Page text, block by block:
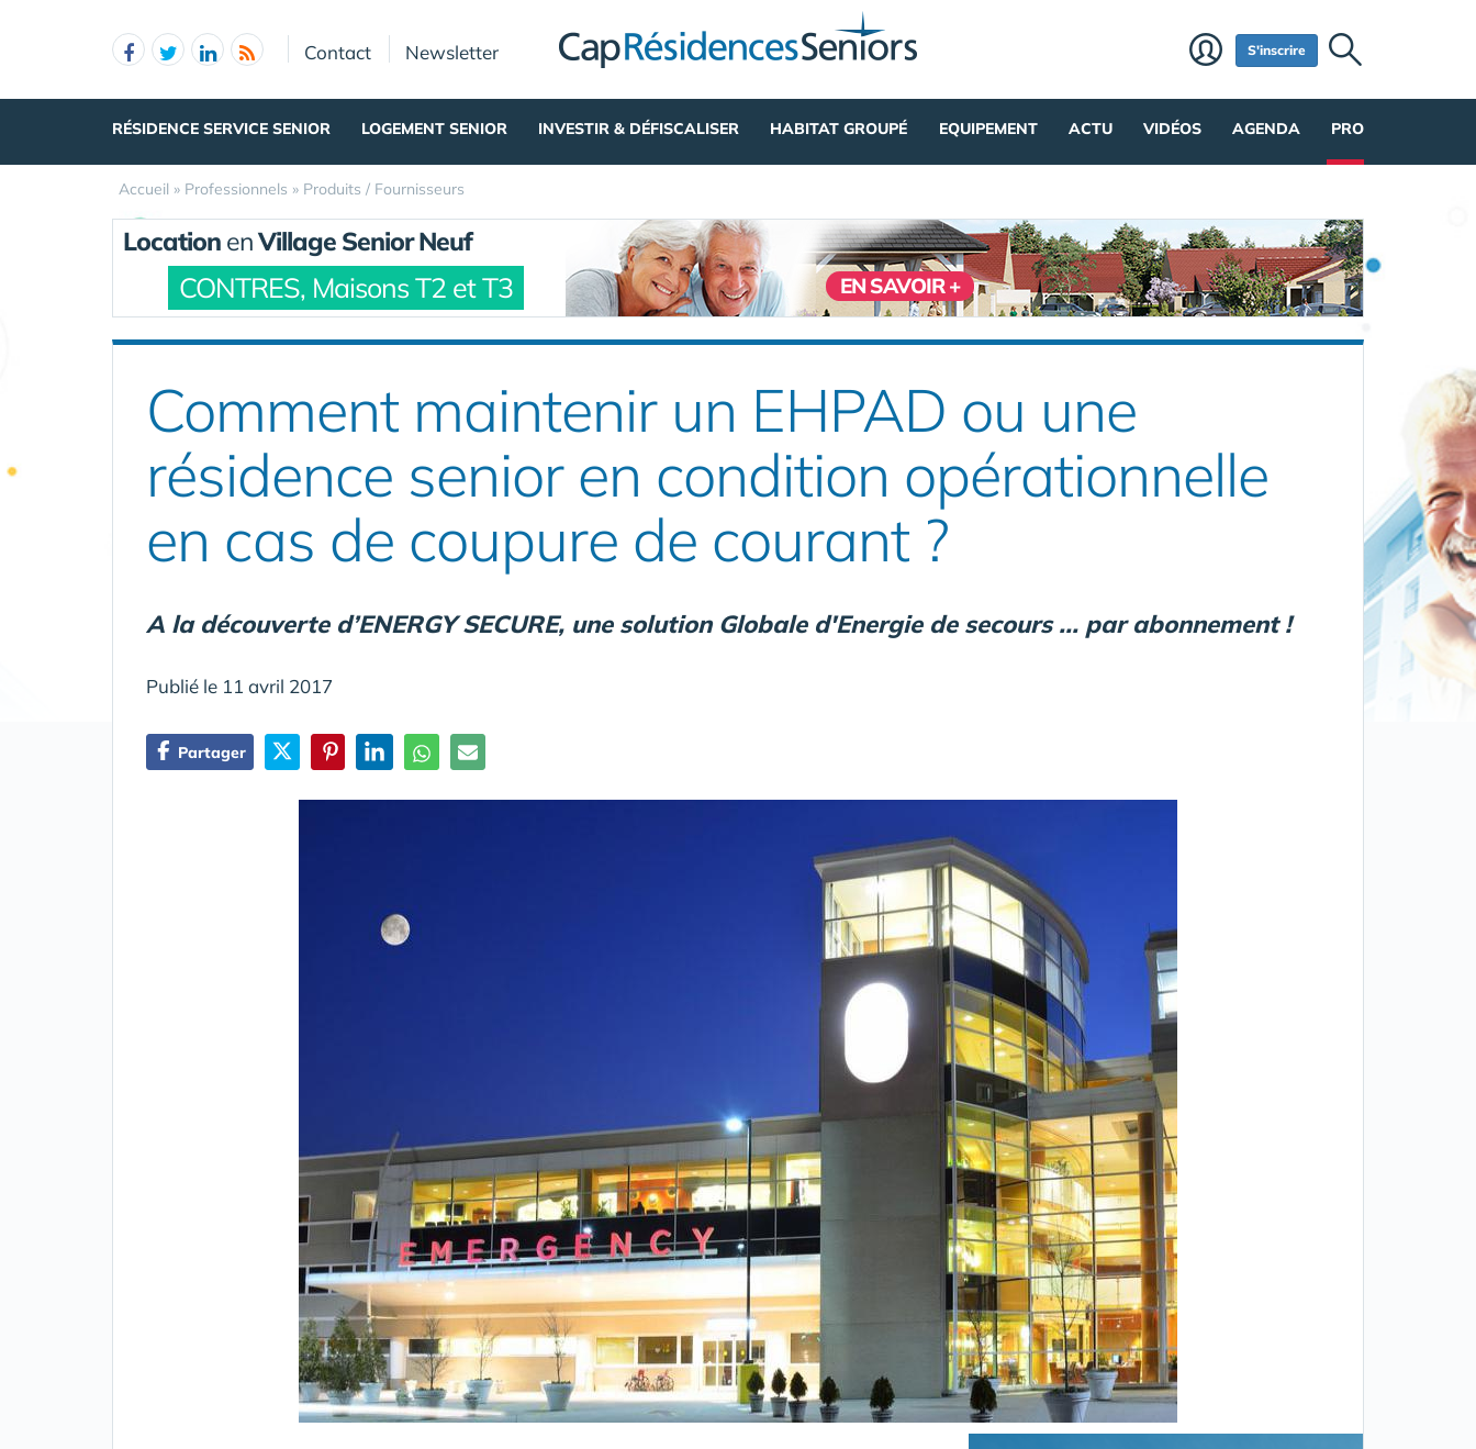
Contact Newsletter S'inscrire
RÉSIDENCE SERVICE SENIOR LOGEMENT SENIOR INVESTIR & DÉFISCALISER HABITAT GROUPÉ EQUIPEMENT ACTU VIDÉOS AGENDA PRO
Accueil » Professionnels » Produits / Fournisseurs
Location enVillage Senior Neuf
CONTRES, Maisons T2 et T3 EN SAVOIR +
Comment maintenir un EHPAD ou une
résidence senior en condition opérationnelle
en cas de coupure de courant ?
A la découverte d’ENERGY SECURE, une solution Globale d'Energie de secours ... par abonnement !
Publié le 11 avril 2017
Partager